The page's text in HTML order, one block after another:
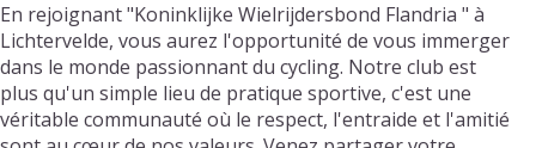
En rejoignant "Koninklijke Wielrijdersbond Flandria " à
Lichtervelde, vous aurez l'opportunité de vous immerger
dans le monde passionnant du cycling. Notre club est
plus qu'un simple lieu de pratique sportive, c'est une
véritable communauté où le respect, l'entraide et l'amitié